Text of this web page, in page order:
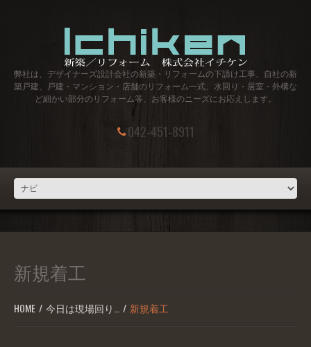
弊社は、デザイナーズ設計会社の新築・リフォームの下請け工事、自社の新
築戸建、戸建・マンション・店舗のリフォーム一式、水回り・居室・外構な
ど細かい部分のリフォーム等、お客様のニーズにお応えします。
042-451-8911
新規着工
HOME 今日は現場回り… 新規着工